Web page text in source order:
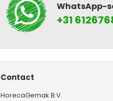
WhatsApp-
+31
Contact
HorecaGemak B.V.